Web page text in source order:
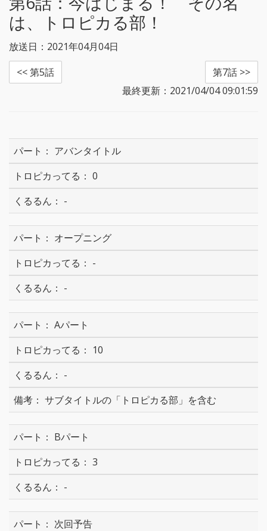
は、トロピカる部！
放送日：2021年04月04日
<< 第5話
第7話 >>
最終更新：2021/04/04 09:01:59
アバンタイトル
0
-
オープニング
-
-
Aパート
10
-
サブタイトルの「トロピカる部」を含む
Bパート
3
-
次回予告